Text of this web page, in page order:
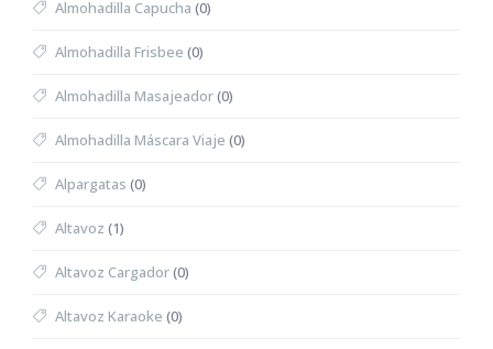
Almohadilla Capucha (0)
Almohadilla Frisbee (0)
Almohadilla Masajeador(0)
Almohadilla Máscara Viaje (0)
Alpargatas (0)
Altavoz (1)
Altavoz Cargador(0)
Altavoz Karaoke (0)